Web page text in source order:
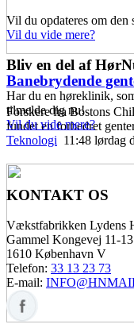
Banebrydende
Forskere fra Bostons
fundet en forbedret
Teknologi 11:48 lørdag
Vil du opdateres om den
Vil du vide mere?
Bliv en del af
Har du en høreklinik,
tilmelde dig nu!
Vil du vide mere?
KONTAKT OS
Vækstfabrikken Lydens
Gammel Kongevej 11-13
1610 København V
Telefon: 33 13 23 73
E-mail: